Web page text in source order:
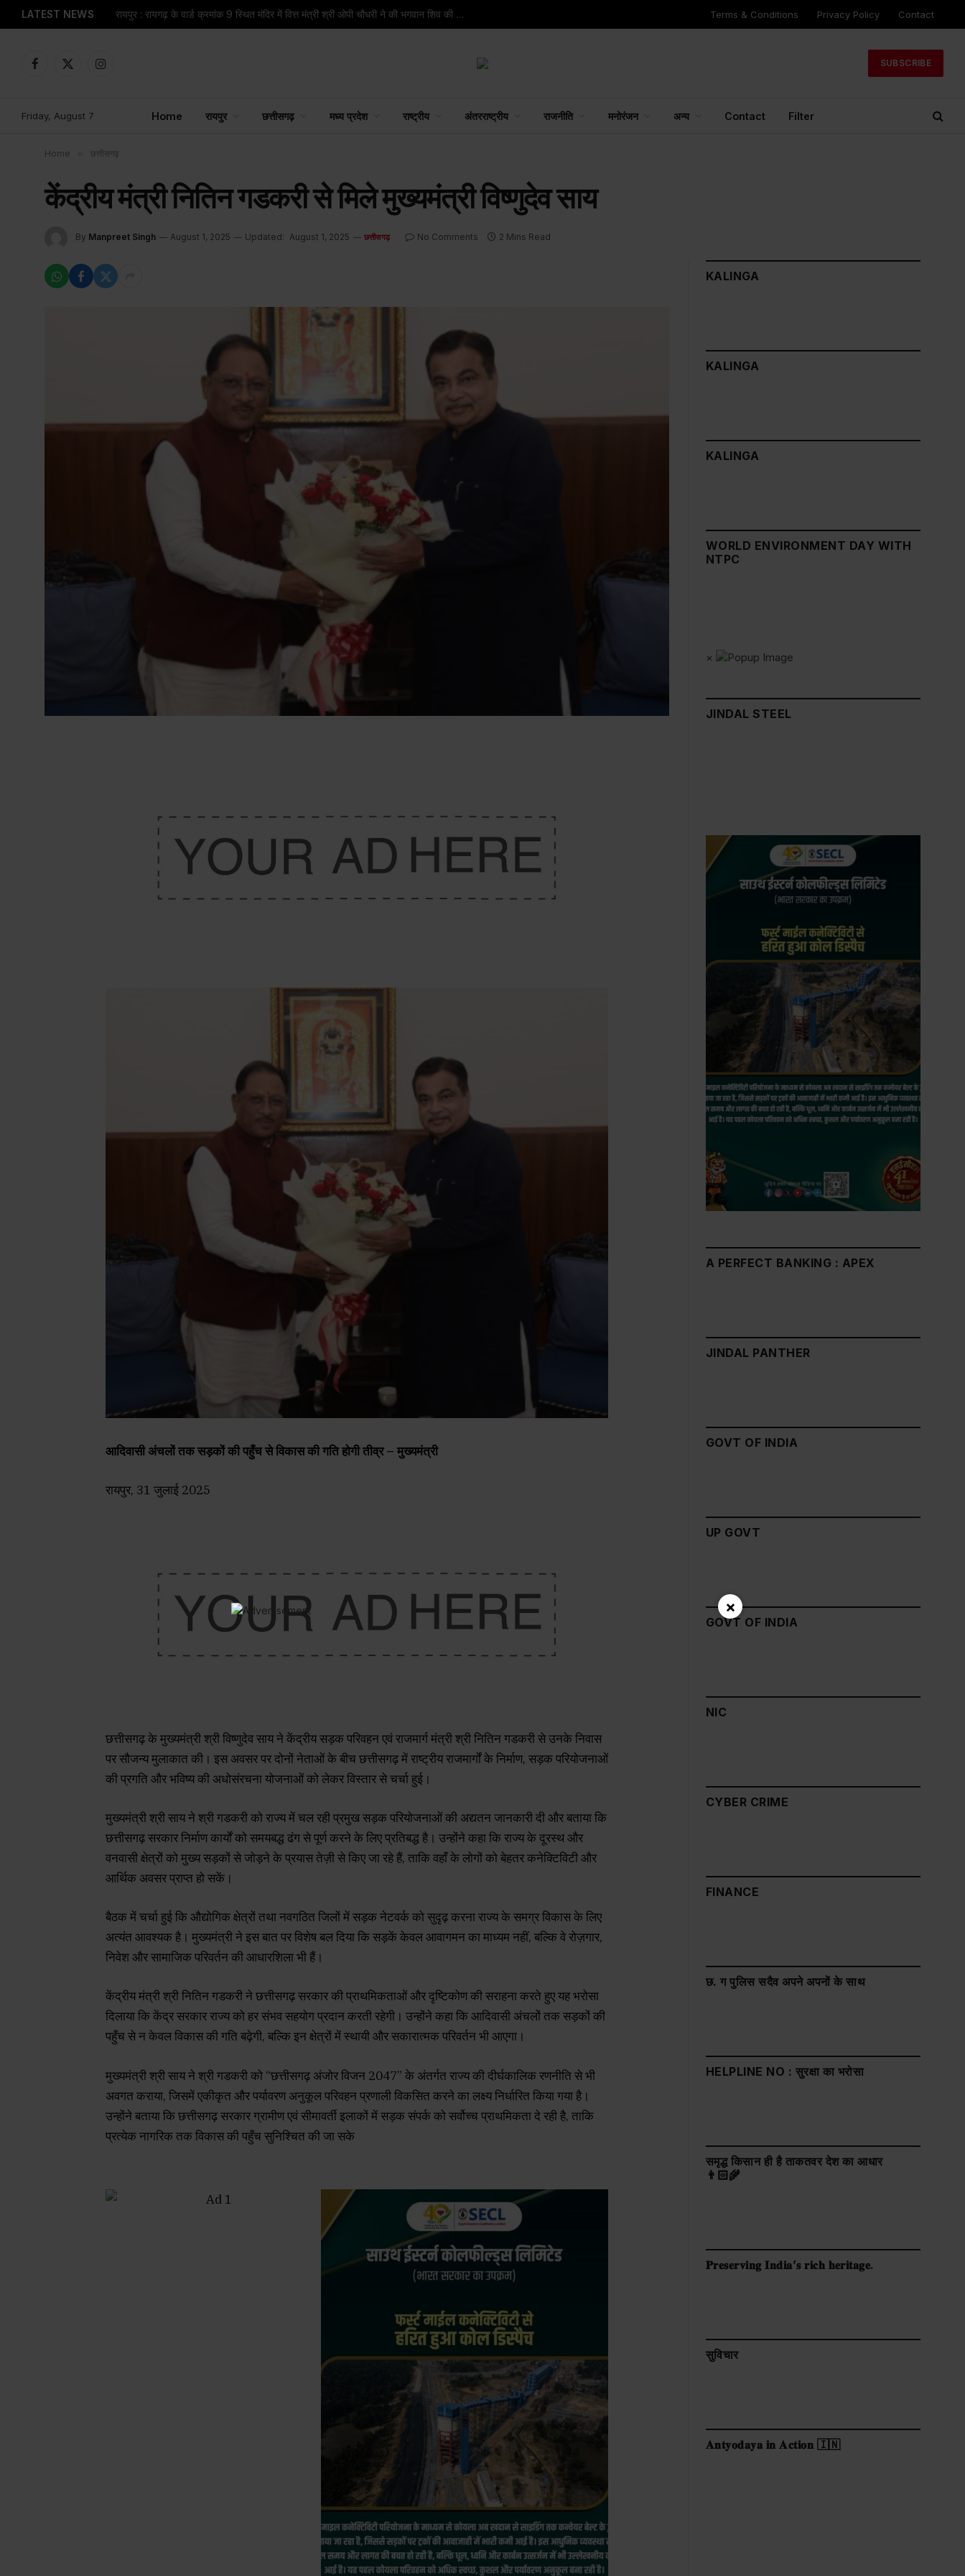
LATEST NEWS रायपुर : रायगढ़ के वार्ड क्रमांक 9 स्थित मंदिर में वित्त मंत्री श्री ओपी चौधरी ने की भगवान शिव की पूजा-अर्चना Terms & Conditions Privacy Policy Contact
Facebook
X
Instagram
SUBSCRIBE
Friday, August 7 Home रायपुर छत्तीसगढ़ मध्य प्रदेश राष्ट्रीय अंतरराष्ट्रीय राजनीति मनोरंजन अन्य Contact Filter
Home छत्तीसगढ़
केंद्रीय मंत्री नितिन गडकरी से मिले मुख्यमंत्री विष्णुदेव साय
By Manpreet Singh August 1, 2025 Updated: August 1, 2025 छत्तीसगढ़ No Comments 2 Mins Read
आदिवासी अंचलों तक सड़कों की पहुँच से विकास की गति होगी तीव्र – मुख्यमंत्री
रायपुर, 31 जुलाई 2025
छत्तीसगढ़ के मुख्यमंत्री श्री विष्णुदेव साय ने केंद्रीय सड़क परिवहन एवं राजमार्ग मंत्री श्री नितिन गडकरी से उनके निवास
पर सौजन्य मुलाकात की। इस अवसर पर दोनों नेताओं के बीच छत्तीसगढ़ में राष्ट्रीय राजमार्गों के निर्माण, सड़क परियोजनाओं
की प्रगति और भविष्य की अधोसंरचना योजनाओं को लेकर विस्तार से चर्चा हुई।
मुख्यमंत्री श्री साय ने श्री गडकरी को राज्य में चल रही प्रमुख सड़क परियोजनाओं की अद्यतन जानकारी दी और बताया कि
छत्तीसगढ़ सरकार निर्माण कार्यों को समयबद्ध ढंग से पूर्ण करने के लिए प्रतिबद्ध है। उन्होंने कहा कि राज्य के दूरस्थ और
वनवासी क्षेत्रों को मुख्य सड़कों से जोड़ने के प्रयास तेज़ी से किए जा रहे हैं, ताकि वहाँ के लोगों को बेहतर कनेक्टिविटी और
आर्थिक अवसर प्राप्त हो सकें।
बैठक में चर्चा हुई कि औद्योगिक क्षेत्रों तथा नवगठित जिलों में सड़क नेटवर्क को सुदृढ़ करना राज्य के समग्र विकास के लिए
अत्यंत आवश्यक है। मुख्यमंत्री ने इस बात पर विशेष बल दिया कि सड़कें केवल आवागमन का माध्यम नहीं, बल्कि वे रोज़गार,
निवेश और सामाजिक परिवर्तन की आधारशिला भी हैं।
केंद्रीय मंत्री श्री नितिन गडकरी ने छत्तीसगढ़ सरकार की प्राथमिकताओं और दृष्टिकोण की सराहना करते हुए यह भरोसा
दिलाया कि केंद्र सरकार राज्य को हर संभव सहयोग प्रदान करती रहेगी। उन्होंने कहा कि आदिवासी अंचलों तक सड़कों की
पहुँच से न केवल विकास की गति बढ़ेगी, बल्कि इन क्षेत्रों में स्थायी और सकारात्मक परिवर्तन भी आएगा।
मुख्यमंत्री श्री साय ने श्री गडकरी को “छत्तीसगढ़ अंजोर विजन 2047” के अंतर्गत राज्य की दीर्घकालिक रणनीति से भी
अवगत कराया, जिसमें एकीकृत और पर्यावरण अनुकूल परिवहन प्रणाली विकसित करने का लक्ष्य निर्धारित किया गया है।
उन्होंने बताया कि छत्तीसगढ़ सरकार ग्रामीण एवं सीमावर्ती इलाकों में सड़क संपर्क को सर्वोच्च प्राथमिकता दे रही है, ताकि
प्रत्येक नागरिक तक विकास की पहुँच सुनिश्चित की जा सके
KALINGA
KALINGA
KALINGA
WORLD ENVIRONMENT DAY WITH
NTPC
×
JINDAL STEEL
A PERFECT BANKING : APEX
JINDAL PANTHER
GOVT OF INDIA
UP GOVT
GOVT OF INDIA
NIC
CYBER CRIME
FINANCE
छ. ग पुलिस सदैव अपने अपनों के साथ
HELPLINE NO : सुरक्षा का भरोसा
समृद्ध किसान ही है ताकतवर देश का आधार
👨🏻‍🌾
𝐏𝐫𝐞𝐬𝐞𝐫𝐯𝐢𝐧𝐠 𝐈𝐧𝐝𝐢𝐚’𝐬 𝐫𝐢𝐜𝐡 𝐡𝐞𝐫𝐢𝐭𝐚𝐠𝐞.
सुविचार
𝐀𝐧𝐭𝐲𝐨𝐝𝐚𝐲𝐚 𝐢𝐧 𝐀𝐜𝐭𝐢𝐨𝐧 🇮🇳
×